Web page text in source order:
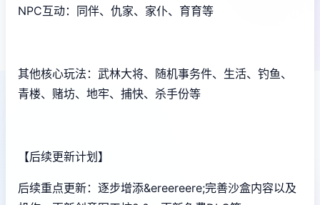
NPC互动：同伴、仇家、家仆、育育等
其他核心玩法：武林大将、随机事务件、生活、钓鱼、
青楼、赌坊、地牢、捕快、杀手份等
【后续更新计划】
后续重点更新：逐步增添&ereereere;完善沙盒内容以及